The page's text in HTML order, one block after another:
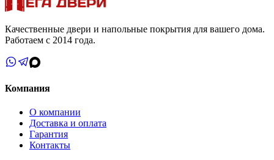
Качественные двери и напольные покрытия для вашего дома.
Работаем с 2014 года.
Компания
О компании
Доставка и оплата
Гарантия
Контакты